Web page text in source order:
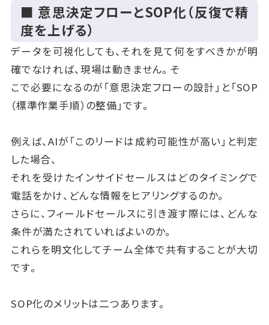
■ 意思決定フローとSOP化（反復で精
度を上げる）
データを可視化しても、それを見て何をすべきかが明
確でなければ、現場は動きません。そ
こで必要になるのが「意思決定フローの設計」と「SOP
（標準作業手順）の整備」です。
例えば、AIが「このリードは成約可能性が高い」と判定
した場合、
それを受けたインサイドセールスはどのタイミングで
電話をかけ、どんな情報をヒアリングするのか。
さらに、フィールドセールスに引き渡す際には、どんな
条件が満たされていればよいのか。
これらを明文化してチーム全体で共有することが大切
です。
SOP化のメリットは二つあります。